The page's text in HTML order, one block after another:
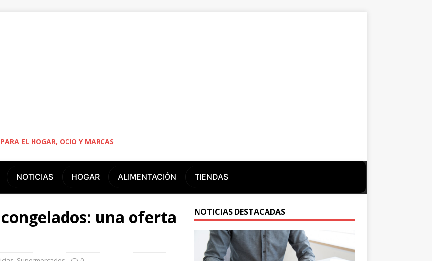
EL HOGAR, OCIO Y MARCAS
NOTICIAS HOGAR ALIMENTACIÓN TIENDAS
una oferta
NOTICIAS DESTACADAS